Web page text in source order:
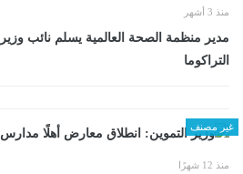
منذ 3 أشهر
مدير منظمة الصحة العالمية يسلم نائب
التراكوما
غير مصنف
منذ 12 شهرًا